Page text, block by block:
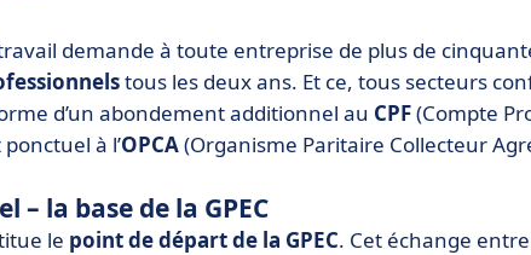
demande à toute entreprise de plus de
tous les deux ans. Et ce, tous secteurs
d’un abondement additionnel au CPF(Compte
à l’OPCA(Organisme Paritaire Collecteur
– la base de la GPEC
le point de départ de la GPEC. Cet échange